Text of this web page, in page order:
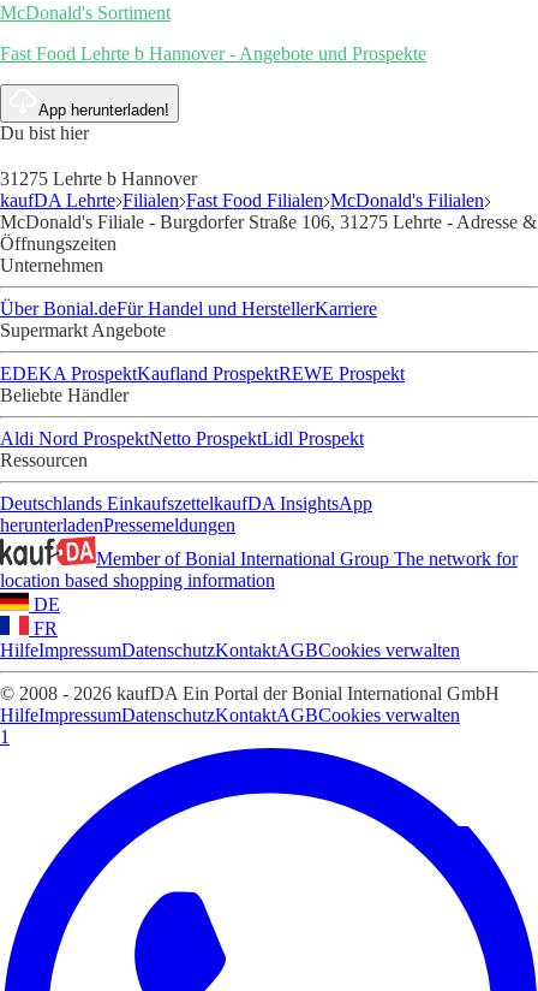
McDonald's Sortiment
Fast Food Lehrte b Hannover - Angebote und Prospekte
App herunterladen!
Du bist hier
31275 Lehrte b Hannover
kaufDA Lehrte Filialen Fast Food Filialen McDonald's Filialen
McDonald's Filiale - Burgdorfer Straße 106, 31275 Lehrte - Adresse &
Öffnungszeiten
Unternehmen
Über Bonial.deFür Handel und HerstellerKarriere
Supermarkt Angebote
EDEKA ProspektKaufland ProspektREWE Prospekt
Beliebte Händler
Aldi Nord ProspektNetto ProspektLidl Prospekt
Ressourcen
Deutschlands EinkaufszettelkaufDA InsightsApp
herunterladenPressemeldungen
Member of Bonial International Group The network for
location based shopping information
DE
FR
HilfeImpressumDatenschutzKontaktAGBCookies verwalten
© 2008 - 2026 kaufDA Ein Portal der Bonial International GmbH
HilfeImpressumDatenschutzKontaktAGBCookies verwalten
1